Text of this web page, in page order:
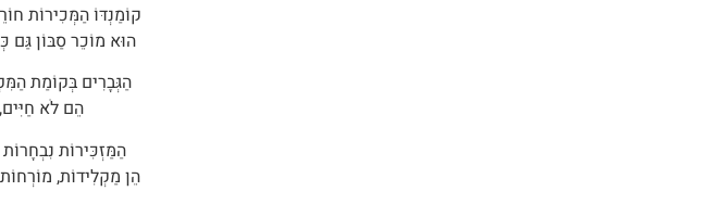
קוֹמַנְדּוֹ הַמְּכִירוֹת
הוּא מוֹכֵר סַבּוֹן
הַגְּבָרִים בְּקוֹמַת
הֵם לֹא
הַמַּזְכִּירוֹת
הֵן מַקְלִידוֹת,